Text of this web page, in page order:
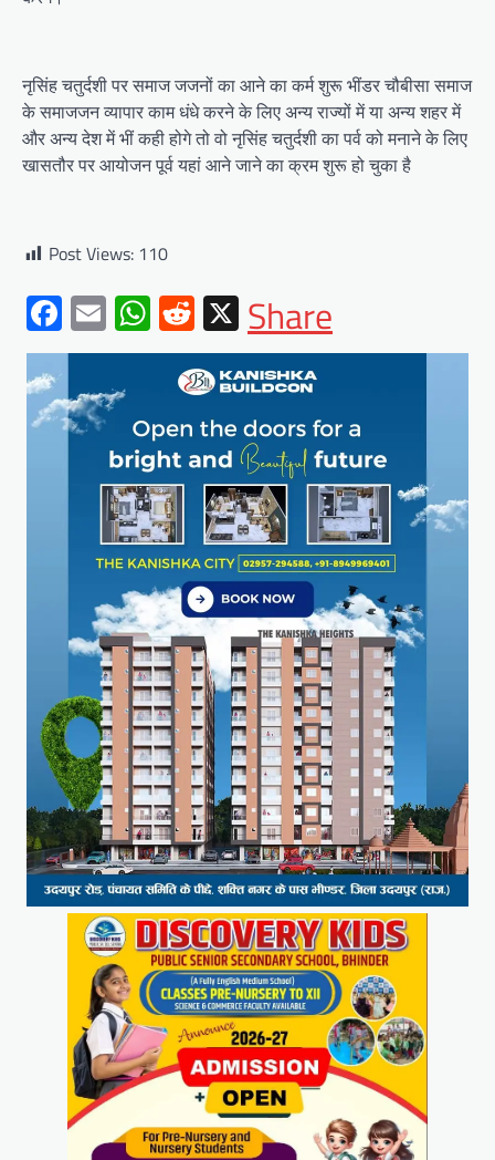
नृसिंह चतुर्दशी पर समाज जजनों का आने का कर्म शुरू भींडर चौबीसा समाज
के समाजजन व्यापार काम धंधे करने के लिए अन्य राज्यों में या अन्य शहर में
और अन्य देश में भीं कही होगे तो वो नृसिंह चतुर्दशी का पर्व को मनाने के लिए
खासतौर पर आयोजन पूर्व यहां आने जाने का क्रम शुरू हो चुका है
Post Views: 110
Facebook
EmailWhatsApp
Reddit
X
Share